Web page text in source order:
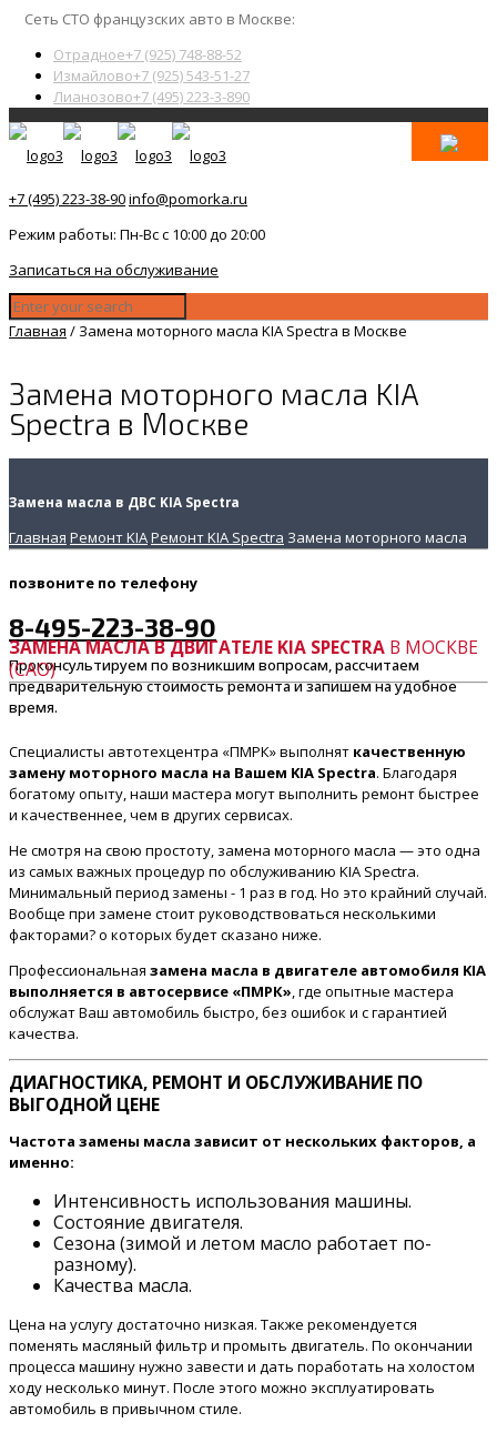
Сеть СТО французских авто в Москве:
Отрадное+7 (925) 748-88-52
Измайлово+7 (925) 543-51-27
Лианозово+7 (495) 223-3-890
+7 (495) 223-38-90info@pomorka.ru
Режим работы: Пн-Вс с 10:00 до 20:00
Записаться на обслуживание
Главная / Замена моторного масла KIA Spectra в Москве
Замена моторного масла KIA
Spectra в Москве
Замена масла в ДВС KIA Spectra
Главная Ремонт KIAРемонт KIA Spectra Замена моторного масла
позвоните по телефону
8-495-223-38-90
Проконсультируем по возникшим вопросам, рассчитаем
предварительную стоимость ремонта и запишем на удобное
время.
ЗАМЕНА МАСЛА В ДВИГАТЕЛЕ KIA SPECTRA В МОСКВЕ
(САО)
Специалисты автотехцентра «ПМРК» выполнят качественную
замену моторного масла на Вашем KIA Spectra. Благодаря
богатому опыту, наши мастера могут выполнить ремонт быстрее
и качественнее, чем в других сервисах.
Не смотря на свою простоту, замена моторного масла — это одна
из самых важных процедур по обслуживанию KIA Spectra.
Минимальный период замены - 1 раз в год. Но это крайний случай.
Вообще при замене стоит руководствоваться несколькими
факторами? о которых будет сказано ниже.
Профессиональная замена масла в двигателе автомобиля KIA
выполняется в автосервисе «ПМРК», где опытные мастера
обслужат Ваш автомобиль быстро, без ошибок и с гарантией
качества.
ДИАГНОСТИКА, РЕМОНТ И ОБСЛУЖИВАНИЕ ПО
ВЫГОДНОЙ ЦЕНЕ
Частота замены масла зависит от нескольких факторов, а
именно:
Интенсивность использования машины.
Состояние двигателя.
Сезона (зимой и летом масло работает по-
разному).
Качества масла.
Цена на услугу достаточно низкая. Также рекомендуется
поменять масляный фильтр и промыть двигатель. По окончании
процесса машину нужно завести и дать поработать на холостом
ходу несколько минут. После этого можно эксплуатировать
автомобиль в привычном стиле.